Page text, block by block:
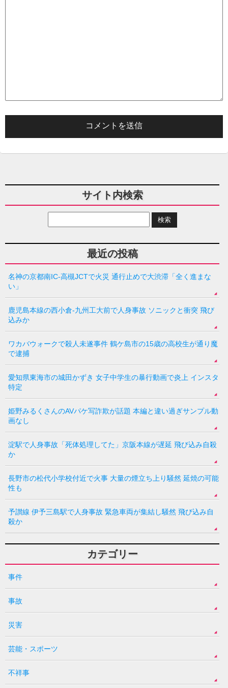
サイト内検索
最近の投稿
名神の京都南IC-高槻JCTで火災 通行止めで大渋滞「全く進まな
い」
鹿児島本線の西小倉-九州工大前で人身事故 ソニックと衝突 飛び
込みか
ワカバウォークで殺人未遂事件 鶴ケ島市の15歳の高校生が通り魔
で逮捕
愛知県東海市の城田かずき 女子中学生の暴行動画で炎上 インスタ
特定
姫野みるくさんのAVパケ写詐欺が話題 本編と違い過ぎサンプル動
画なし
淀駅で人身事故「死体処理してた」京阪本線が遅延 飛び込み自殺
か
長野市の松代小学校付近で火事 大量の煙立ち上り騒然 延焼の可能
性も
予讃線 伊予三島駅で人身事故 緊急車両が集結し騒然 飛び込み自
殺か
カテゴリー
事件
事故
災害
芸能・スポーツ
不祥事